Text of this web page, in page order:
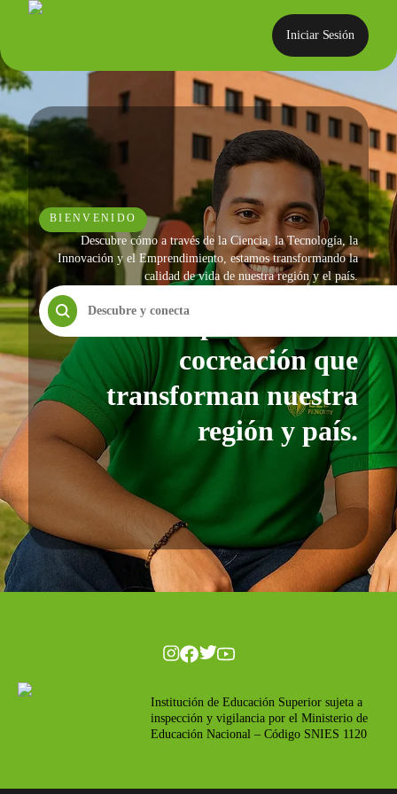
Iniciar Sesión
BIENVENIDO
Descubre cómo a través de la Ciencia, la Tecnología, la
Innovación y el Emprendimiento, estamos transformando la
calidad de vida de nuestra región y el país.
Experiencias de
cocreación que
transforman nuestra
región y país.
Institución de Educación Superior sujeta a
inspección y vigilancia por el Ministerio de
Educación Nacional – Código SNIES 1120